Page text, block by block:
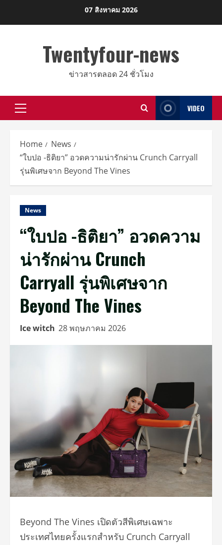
07 สิงหาคม 2026
Twentyfour-news
ข่าวสารตลอด 24 ชั่วโมง
Primary
VIDEO
Home
News
“ใบปอ -ธิติยา” อวดความน่ารักผ่าน Crunch Carryall
รุ่นพิเศษจาก Beyond The Vines
News
“ใบปอ -ธิติยา” อวดความ
น่ารักผ่าน Crunch
Carryall รุ่นพิเศษจาก
Beyond The Vines
Ice witch 28 พฤษภาคม 2026
Beyond The Vines เปิดตัวสีพิเศษเฉพาะ
ประเทศไทยครั้งแรกสำหรับ Crunch Carryall